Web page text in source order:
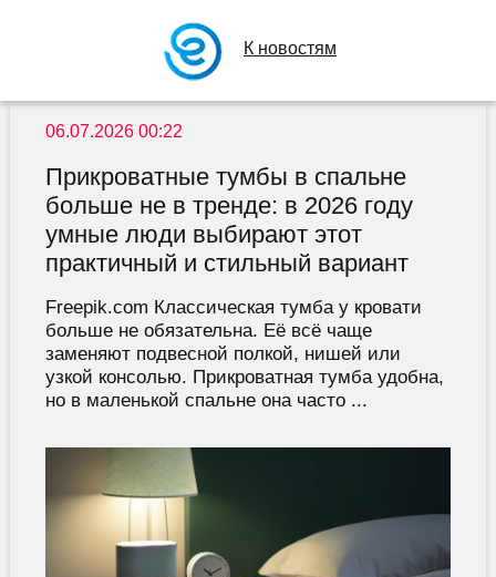
К новостям
06.07.2026 00:22
Прикроватные тумбы в спальне
больше не в тренде: в 2026 году
умные люди выбирают этот
практичный и стильный вариант
Freepik.com Классическая тумба у кровати
больше не обязательна. Её всё чаще
заменяют подвесной полкой, нишей или
узкой консолью. Прикроватная тумба удобна,
но в маленькой спальне она часто ...